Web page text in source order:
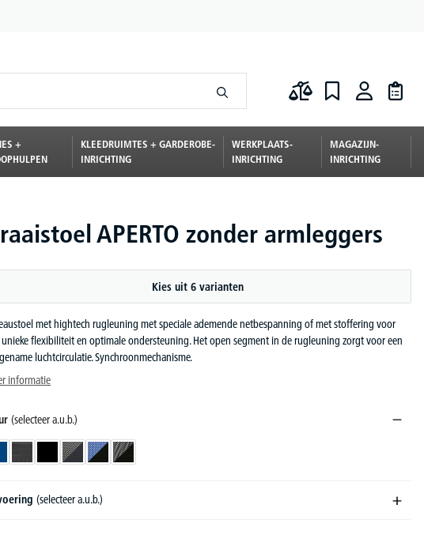
+
KLEEDRUIMTES + GARDEROBE-
INRICHTING
WERKPLAATS-
INRICHTING
MAGAZIJN-
INRICHTING
APERTO zonder armleggers
Kies uit 6 varianten
met hightech rugleuning met speciale ademende netbespanning of met stoffering voor
flexibiliteit en optimale ondersteuning. Het open segment in de rugleuning zorgt voor een
luchtcirculatie. Synchroonmechanisme.
informatie
(selecteer a.u.b.)
donkergrijs
zwart zwart/antraciet
zwart/blauwzwart/zwart
(selecteer a.u.b.)